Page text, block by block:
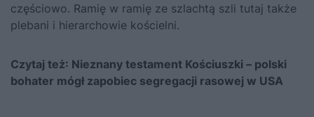
częściowo. Ramię w ramię ze szlachtą szli tutaj także
plebani i hierarchowie kościelni.
Czytaj też: Nieznany testament Kościuszki – polski
bohater mógł zapobiec segregacji rasowej w USA